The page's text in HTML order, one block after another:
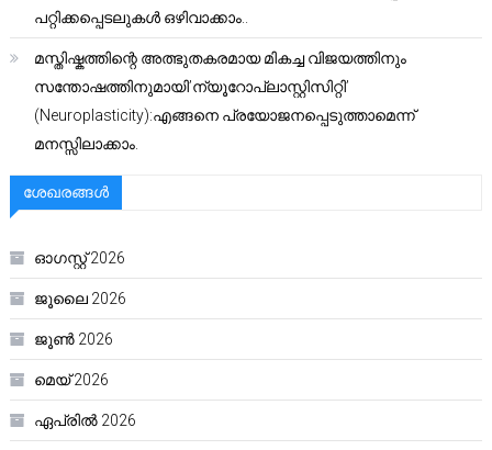
പറ്റിക്കപ്പെടലുകൾ ഒഴിവാക്കാം..
മസ്തിഷ്കത്തിന്റെ അത്ഭുതകരമായ മികച്ച വിജയത്തിനും
സന്തോഷത്തിനുമായി’ന്യൂറോപ്ലാസ്റ്റിസിറ്റി’
(Neuroplasticity):എങ്ങനെ പ്രയോജനപ്പെടുത്താമെന്ന്
മനസ്സിലാക്കാം.
ശേഖരങ്ങൾ
ഓഗസ്റ്റ്‌ 2026
ജൂലൈ 2026
ജൂൺ 2026
മെയ്‌ 2026
ഏപ്രിൽ 2026